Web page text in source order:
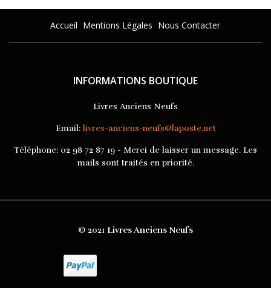
Accueil Mentions Légales Nous Contacter
INFORMATIONS BOUTIQUE
Livres Anciens Neufs
Email: livres-anciens-neufs@laposte.net
Téléphone: 02 98 72 87 19 - Merci de laisser un message. Les
mails sont traités en priorité.
© 2021 Livres Anciens Neufs